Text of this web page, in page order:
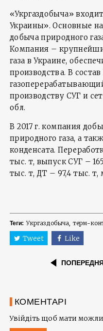
«Укргаздобыча»
Украины». Основные
добыча природного
Компания –
газа в Украине,
производства. В
производству СУГ и
обл.
В 2017 г. компания
природного газа, а
конденсата.
тыс. т, выпуск СУГ –
тыс. т, ДТ – 97,4 тыс. т,
Теги: Укргаздобыча терм-
Tweet Like
КОМЕНТАРІ
Увійдіть щоб мати